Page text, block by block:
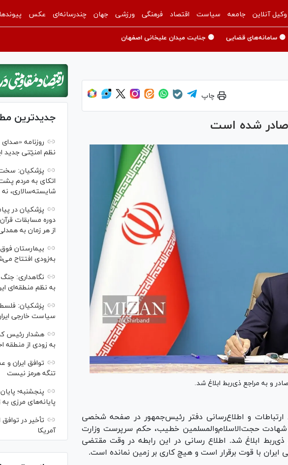
وکیل آنلاین جامعه سیاست اقتصاد فرهنگی ورزشی جهان چندرسانه‌ای عکس پیوندها
🟡 سامانه‌های قضایی 🟡 جنایت میدان علیخانی اصفهان
چاپ
شده است
و به مراجع ذی‌ربط ابلاغ شد.
ارتباطات و اطلاع‌رسانی دفتر رئیس‌جمهور در صفحه شخصی
حجت‌الاسلام‌والمسلمین خطیب، حکم سرپرست وزارت
ابلاغ شد. اطلاع رسانی در این رابطه در وقت مقتضی
با قوت برقرار است و هیچ کاری بر زمین نمانده است.
جدیدترین
نظم امنیّتی جدید
پزشکیان:
اتکای به مردم
شایسته‌سالاری،
پزشکیان در
دوره مسابقات
از هر زمان به
بیمارستان
به‌زودی افتتاح
نگاهداری:
به نظم منطقه‌ای
پزشکیان:
سیاست خارجی ایران
هشدار رئیس
به زودی از منطقه
توافق ایران و
تنگه هرمز نیست
پنجشنبه؛
پایانه‌های مرزی ﺑﻪ
تأخیر در
آمریکا